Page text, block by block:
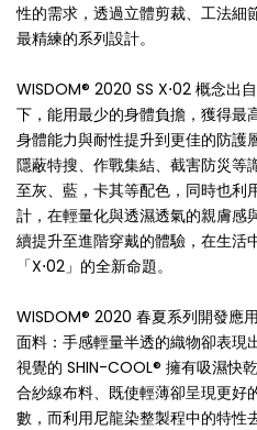
性的需求，透過立體剪裁、工法細
最精練的系列設計。
WISDOM® 2020 SS X⋅02 概念出
下，能用最少的身體負擔，獲得最
身體能力與耐性提升到更佳的防護
隱蔽特搜、作戰集結、截害防災等
至灰、藍，卡其等配色，同時也利
計，在輕量化與透濕透氣的親膚感
續提升至進階穿戴的體驗，在生活
「X⋅02」的全新命題。
WISDOM® 2020 春夏系列開發應
面料：手感輕量半透的織物卻表現
視覺的 SHIN-COOL® 擁有吸濕快
合紗線布料、既使輕薄卻呈現更好
數，而利用尼龍染整製程中的特性